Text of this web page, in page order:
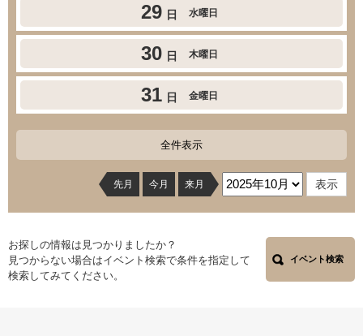
29 日 水曜日
30 日 木曜日
31 日 金曜日
全件表示
先月 今月 来月
お探しの情報は見つかりましたか？
見つからない場合はイベント検索で条件を指定して
検索してみてください。
イベント検索